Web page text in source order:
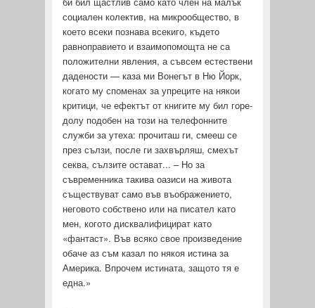
социален колектив, на микрообщество, в
което всеки познава всекиго, където
равноправието и взаимопомощта не са
поло­жителни явления, а съвсем естествени
дадености — каза ми Вонегът в Ню Йорк,
когато му споменах за упреците на някои
критици, че ефектът от книгите му бил горе-
долу подобен на този на телефонните
служби за утеха: прочиташ ги, смееш се
през сълзи, после ги захвърляш, смехът
секва, сълзите оста­ват... – Но за
съвременника такива оазиси на живота
съще­ствуват само във въображението,
неговото собствено или на писател като
мен, когото дисквалифицират като
«фантаст». Във всяко свое произведение
обаче аз съм казал по някоя истина за
Америка. Впрочем истината, защото тя е
една.»